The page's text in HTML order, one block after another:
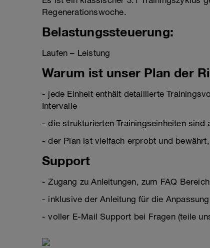
Regenerationswoche.
Belastungssteuerung:
Laufen – Leistung
Warum ist unser Plan der
- jede Einheit enthält detaillierte
Intervalle
- die strukturierten Trainingseinheiten
- der Plan ist vielfach erprobt und
Support
- Zugang zu Anleitungen, zum FAQ
- inklusive der Anleitung für die
- voller E-Mail Support bei Fragen (teile